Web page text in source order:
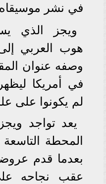
في نشر
ويجز الذي
هوب العربي
وصفه عنوان
في أمريكا
لم يكونوا على
يعد تواجد
المحطة التاسعة
بعدما قدم
عقب نجاحه